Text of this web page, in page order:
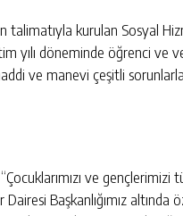
talimatıyla kurulan Sosyal
yılı döneminde öğrenci ve
ve manevi çeşitli
ve
Başkanlığımız altında